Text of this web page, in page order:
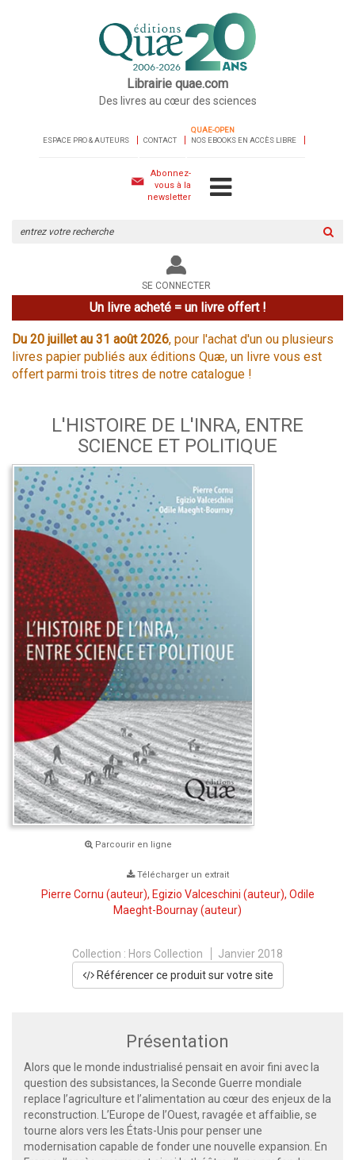
Librairie quae.com
Des livres au cœur des sciences
ESPACE PRO & AUTEURS CONTACT
QUAE-OPEN
NOS EBOOKS EN ACCÈS LIBRE
Abonnez-
vous à la
newsletter
le
site
SE CONNECTER
Un livre acheté = un livre offert !
Du 20 juillet au 31 août 2026, pour l'achat d'un ou plusieurs
livres papier publiés aux éditions Quæ, un livre vous est
offert parmi trois titres de notre catalogue !
L'HISTOIRE DE L'INRA, ENTRE
SCIENCE ET POLITIQUE
Parcourir en ligne
Télécharger un extrait
Pierre Cornu (auteur), Egizio Valceschini (auteur), Odile
Maeght-Bournay(auteur)
Collection : Hors Collection
Janvier 2018
Référencer ce produit sur votre site
Présentation
Alors que le monde industrialisé pensait en avoir fini avec la
question des subsistances, la Seconde Guerre mondiale
replace l’agriculture et l’alimentation au cœur des enjeux de la
reconstruction. L’Europe de l’Ouest, ravagée et affaiblie, se
tourne alors vers les États-Unis pour penser une
modernisation capable de fonder une nouvelle expansion. En